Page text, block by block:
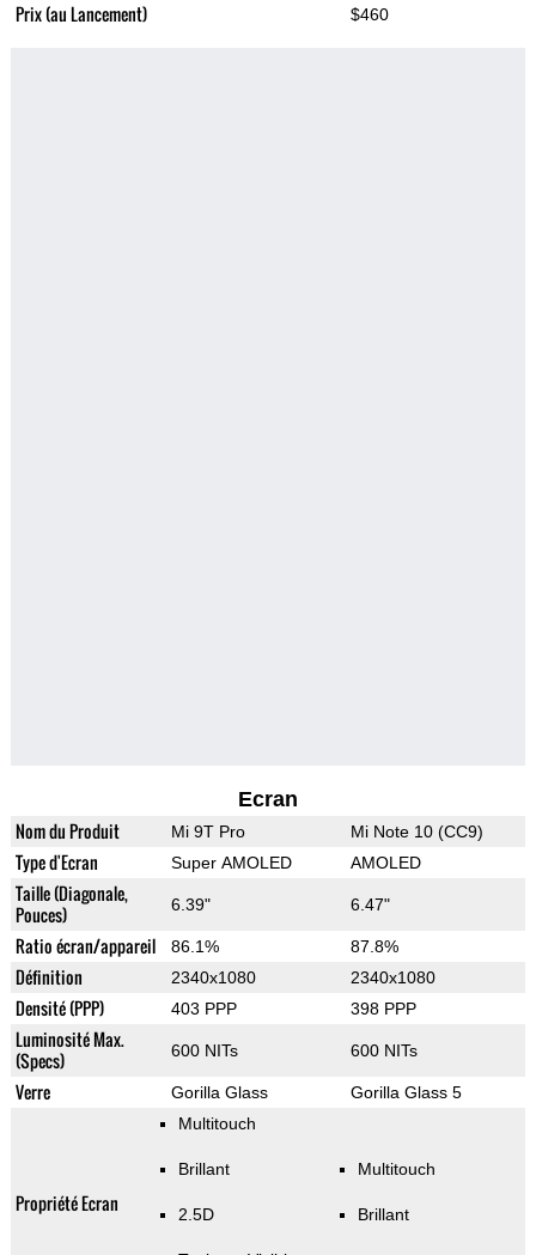
Prix (au Lancement) $460
Ecran
Nom du Produit Mi 9T Pro Mi Note 10 (CC9)
Type d'Ecran Super AMOLED AMOLED
Taille (Diagonale,
Pouces)
6.39" 6.47"
Ratio écran/appareil 86.1% 87.8%
Définition 2340x1080 2340x1080
Densité (PPP) 403 PPP 398 PPP
Luminosité Max.
(Specs)
600 NITs 600 NITs
Verre Gorilla Glass Gorilla Glass 5
Propriété Ecran
Multitouch
Brillant
2.5D
Multitouch
Brillant